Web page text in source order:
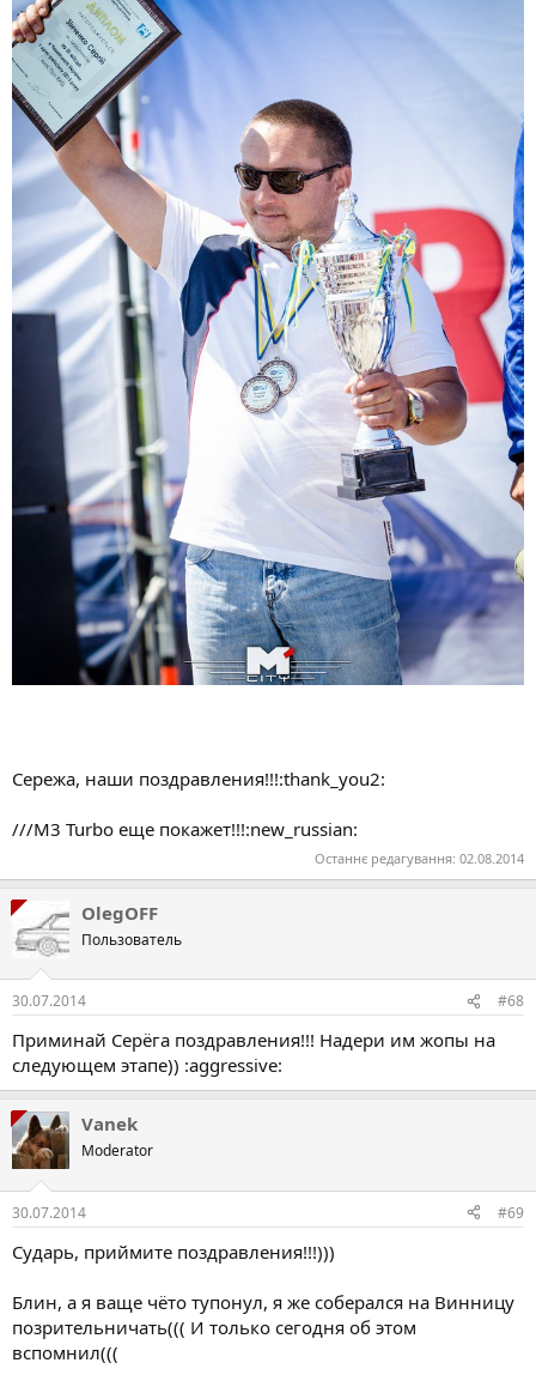
Сережа, наши поздравления!!!:thank_you2:
///M3 Turbo еще покажет!!!:new_russian:
Останнє редагування: 02.08.2014
OlegOFF
Пользователь
30.07.2014 #68
Приминай Серёга поздравления!!! Надери им жопы на
следующем этапе)) :aggressive:
Vanek
Moderator
30.07.2014 #69
Сударь, приймите поздравления!!!)))
Блин, а я ваще чёто тупонул, я же соберался на Винницу
позрительничать((( И только сегодня об этом
вспомнил(((